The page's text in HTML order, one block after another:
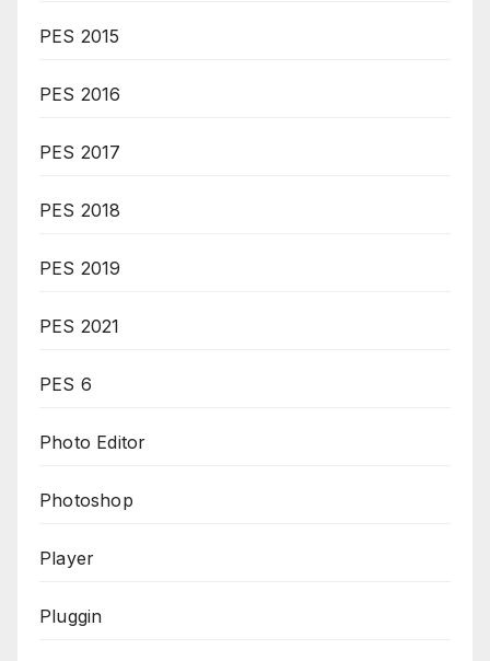
PES 2015
PES 2016
PES 2017
PES 2018
PES 2019
PES 2021
PES 6
Photo Editor
Photoshop
Player
Pluggin